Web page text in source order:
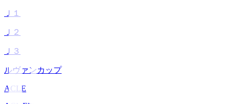
Ｊ１
Ｊ２
Ｊ３
ルヴァンカップ
ACLE